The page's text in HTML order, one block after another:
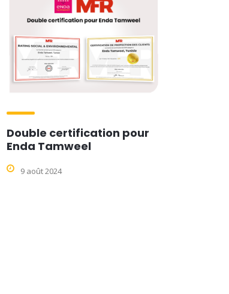
Double certification pour
Enda Tamweel
9 août 2024